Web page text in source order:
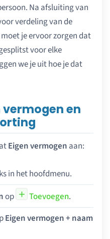
Na afsluiting van
verdeling van de
je ervoor zorgen dat
voor elke
we je uit hoe je dat
en
Eigen vermogen aan:
in het hoofdmenu.
op Toevoegen.
Eigen vermogen + naam